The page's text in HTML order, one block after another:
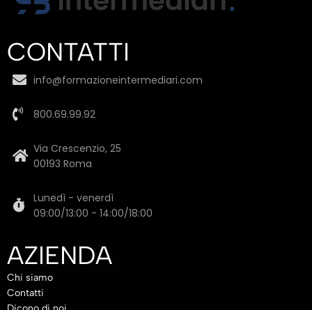
CONTATTI
info@formazioneintermediari.com
800.69.99.92
Via Crescenzio, 25
00193 Roma
Lunedì - venerdì
09:00/13:00 - 14:00/18:00
AZIENDA
Chi siamo
Contatti